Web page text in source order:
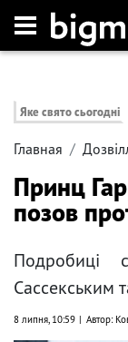
Яке свято сьогодні
Главная
Принц
позов
Подробиці
Сассекським
8 липня, 10:59 Автор: